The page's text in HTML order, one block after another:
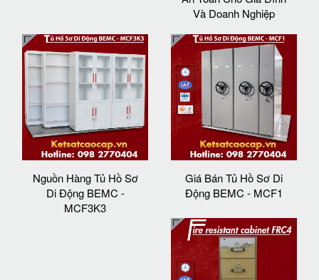
Và Doanh Nghiệp
Nguồn Hàng Tủ Hồ Sơ
Di Động BEMC -
MCF3K3
Giá Bán Tủ Hồ Sơ Di
Động BEMC - MCF1